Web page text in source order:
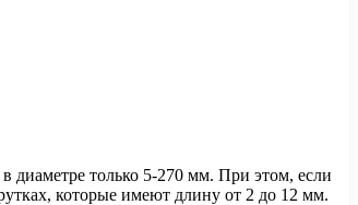
диаметре только 5-270 мм. При этом, если
которые имеют длину от 2 до 12 мм.